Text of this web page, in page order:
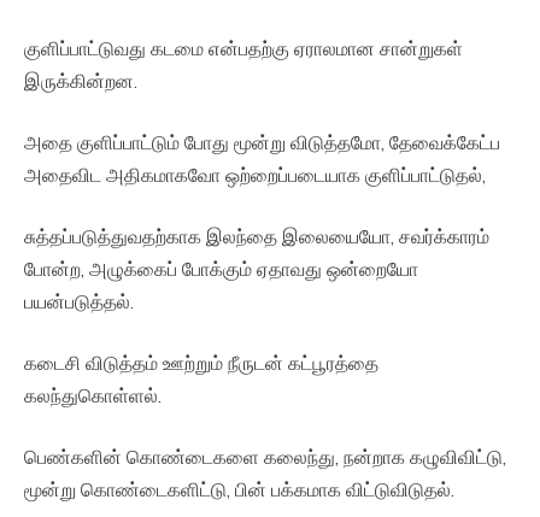
குளிப்பாட்டுவது கடமை என்பதற்கு ஏராலமான சான்றுகள்
இருக்கின்றன.
அதை குளிப்பாட்டும் போது மூன்று விடுத்தமோ, தேவைக்கேட்ப
அதைவிட அதிகமாகவோ ஒற்றைப்படையாக குளிப்பாட்டுதல்,
சுத்தப்படுத்துவதற்காக இலந்தை இலையையோ, சவர்க்காரம்
போன்ற, அழுக்கைப் போக்கும் ஏதாவது ஒன்றையோ
பயன்படுத்தல்.
கடைசி விடுத்தம் ஊற்றும் நீருடன் கட்பூரத்தை
கலந்துகொள்ளல்.
பெண்களின் கொண்டைகளை கலைந்து, நன்றாக கழுவிவிட்டு,
மூன்று கொண்டைகளிட்டு, பின் பக்கமாக விட்டுவிடுதல்.